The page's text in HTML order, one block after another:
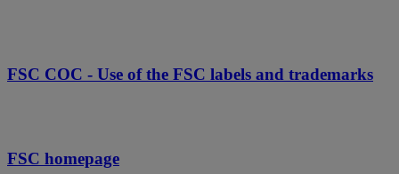
FSC COC - Use of the FSC labels and trademarks
FSC homepage